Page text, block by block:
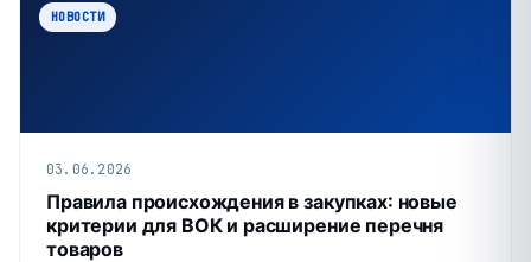
НОВОСТИ
03.06.2026
Правила происхождения в закупках: новые
критерии для ВОК и расширение перечня
товаров